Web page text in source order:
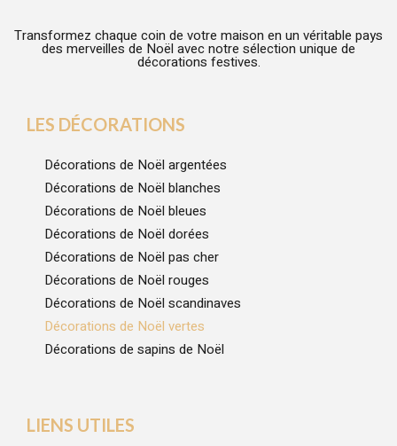
Transformez chaque coin de votre maison en un véritable pays
des merveilles de Noël avec notre sélection unique de
décorations festives.
LES DÉCORATIONS
Décorations de Noël argentées
Décorations de Noël blanches
Décorations de Noël bleues
Décorations de Noël dorées
Décorations de Noël pas cher
Décorations de Noël rouges
Décorations de Noël scandinaves
Décorations de Noël vertes
Décorations de sapins de Noël
LIENS UTILES